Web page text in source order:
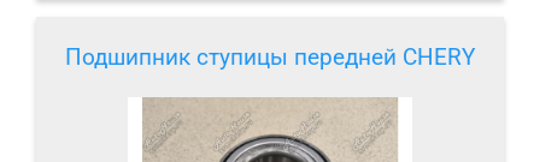
Подшипник ступицы передней CHERY